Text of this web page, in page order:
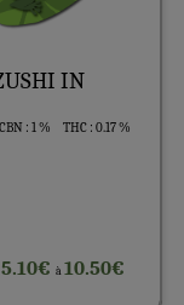
IN
CBN : 1 % THC : 0.17 %
5.10€ à10.50€